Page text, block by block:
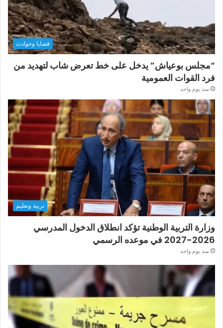
قضايا وحوادث
“مجلس بوعياش” يدخل على خط تعرض شاب لتهديد من
فرد القوات العمومية
منذ يوم واحد
تربية وتعليم
وزارة التربية الوطنية تؤكد انطلاق الدخول المدرسي
2026-2027 في موعده الرسمي
منذ يوم واحد